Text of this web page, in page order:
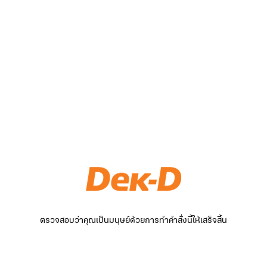
ตรวจสอบว่าคุณเป็นมนุษย์ด้วยการทำคำสั่งนี้ให้เสร็จสิ้น